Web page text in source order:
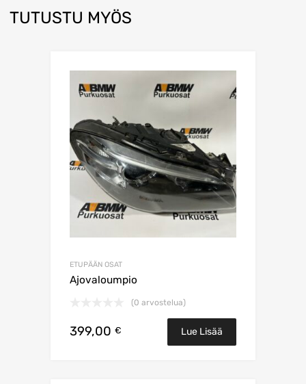
TUTUSTU MYÖS
ETUPÄÄN OSAT
Ajovaloumpio
(0 arvostelua)
399,00 € Lue Lisää